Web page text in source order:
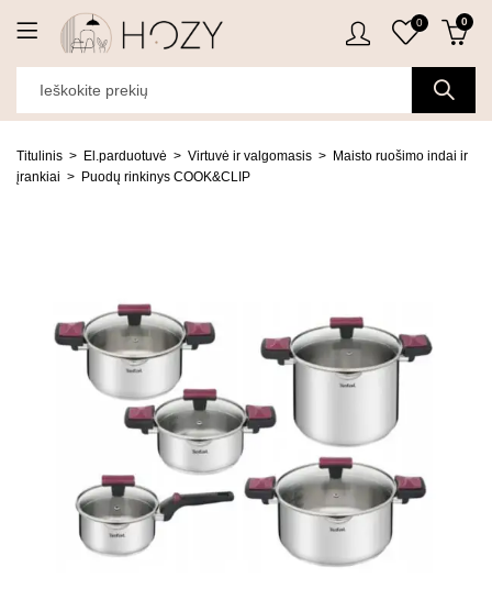
0 0
Titulinis El.parduotuvė Virtuvė ir valgomasis
Maisto ruošimo indai ir
įrankiai
Puodų rinkinys COOK&CLIP